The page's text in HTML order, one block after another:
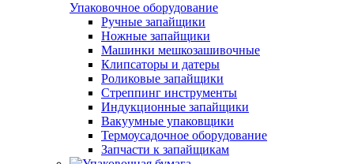
Упаковочное оборудование
Ручные запайщики
Ножные запайщики
Машинки мешкозашивочные
Клипсаторы и датеры
Роликовые запайщики
Стреппинг инструменты
Индукционные запайщики
Вакуумные упаковщики
Термоусадочное оборудование
Запчасти к запайщикам